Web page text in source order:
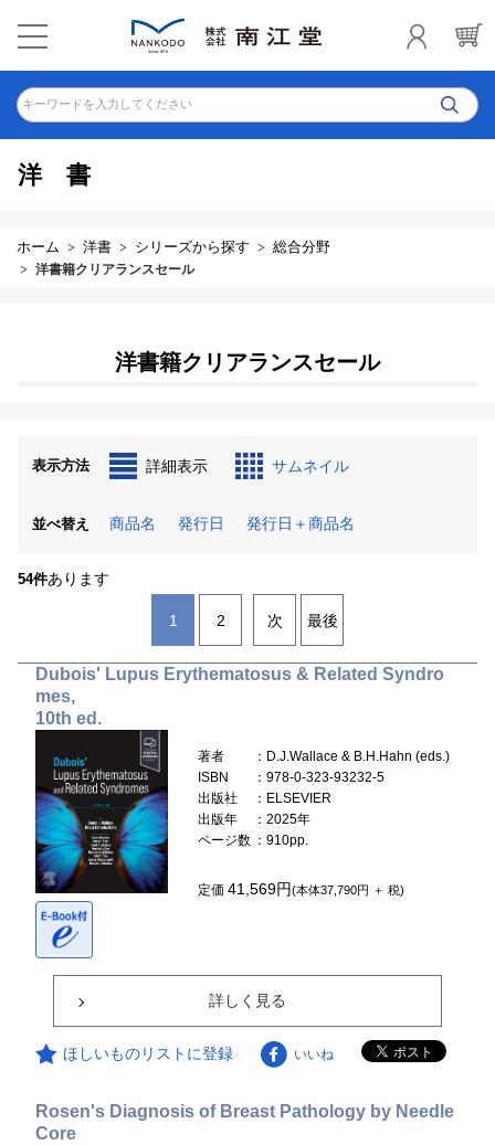
キーワードを入力してください
洋書
ホーム 洋書 シリーズから探す 総合分野
洋書籍クリアランスセール
洋書籍クリアランスセール
表示方法 詳細表示 サムネイル
並べ替え 商品名 発行日 発行日＋商品名
54件あります
1 2 次 最後
Dubois' Lupus Erythematosus & Related Syndro
mes,
10th ed.
著者
：D.J.Wallace & B.H.Hahn (eds.)
ISBN
：978-0-323-93232-5
出版社
：ELSEVIER
出版年
：2025年
ページ数 ：910pp.
定価41,569円(本体37,790円 ＋ 税)
詳しく見る
ほしいものリストに登録 いいね
Rosen's Diagnosis of Breast Pathology by Needle
Core